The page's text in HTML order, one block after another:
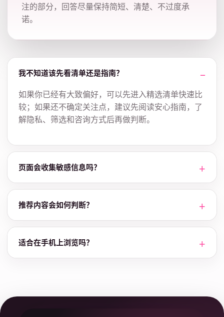
注的部分，回答尽量保持简短、清楚、不过度承
诺。
我不知道该先看清单还是指南？
如果你已经有大致偏好，可以先进入精选清单快速比
较；如果还不确定关注点，建议先阅读安心指南，了
解隐私、筛选和咨询方式后再做判断。
页面会收集敏感信息吗？
推荐内容会如何判断？
适合在手机上浏览吗？